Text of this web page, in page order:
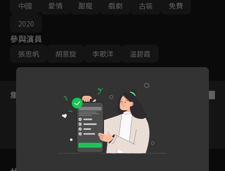
中國
愛情 甜寵 戲劇 古裝
免費
2020
參與演員
張思帆 胡意旋 李歌洋 溫碧霞
集數列表
30 31 32